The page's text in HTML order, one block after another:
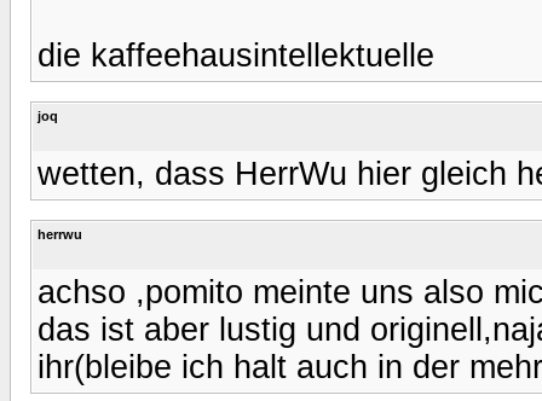
die kaffeehausintellektuelle
joq
wetten, dass HerrWu hier gleich
herrwu
achso ,pomito meinte uns also
das ist aber lustig und
ihr(bleibe ich halt auch in der